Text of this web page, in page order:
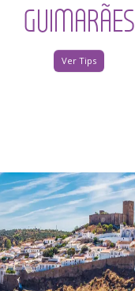
GUIMARÃES
Ver Tips